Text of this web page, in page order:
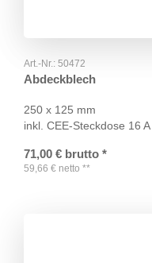
Art.-Nr.: 50472
Abdeckblech
250 x 125 mm
inkl. CEE-Steckdose 16 A
71,00 € brutto *
59,66 € netto **